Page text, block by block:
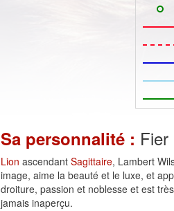
Sa personnalité :
Lion ascendant Sagittaire, Lambert
image, aime la beauté et le luxe, et
droiture, passion et noblesse et est
jamais inaperçu.